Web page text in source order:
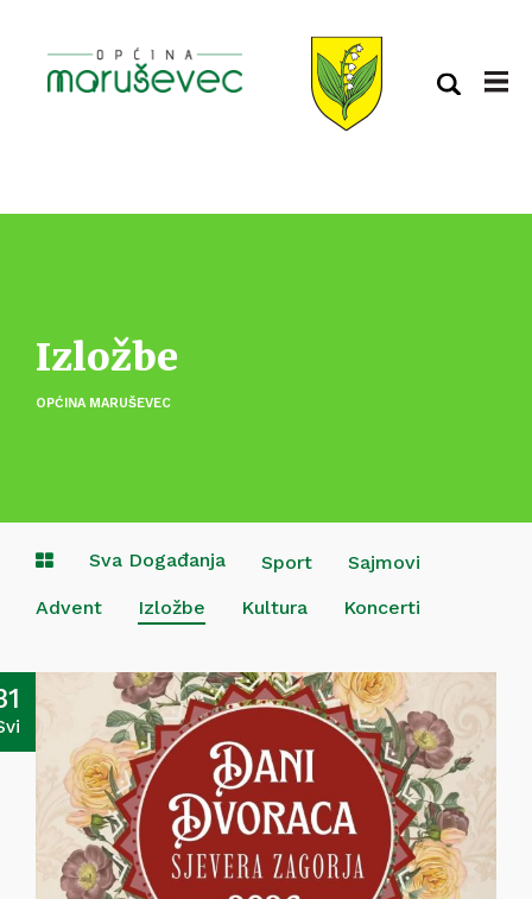
Izložbe
OPĆINA MARUŠEVEC
Sva Događanja Sport
Sajmovi
Advent
Izložbe Kultura Koncerti